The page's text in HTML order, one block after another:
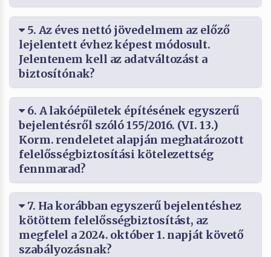
5. Az éves nettó jövedelmem az előző
lejelentett évhez képest módosult.
Jelentenem kell az adatváltozást a
biztosítónak?
6. A lakóépületek építésének egyszerű
bejelentésről szóló 155/2016. (VI. 13.)
Korm. rendeletet alapján meghatározott
felelősségbiztosítási kötelezettség
fennmarad?
7. Ha korábban egyszerű bejelentéshez
kötöttem felelősségbiztosítást, az
megfelel a 2024. október 1. napját követő
szabályozásnak?